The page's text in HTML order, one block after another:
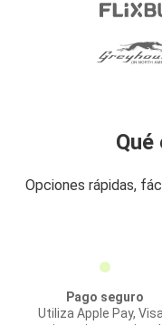
Opciones rápidas,
Pago seguro
Utiliza Apple Pay,